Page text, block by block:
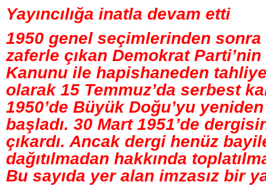
Yayıncılığa inatla devam etti
1950 genel seçimlerinden
zaferle çıkan Demokrat Parti’nin
Kanunu ile hapishaneden
olarak 15 Temmuz’da serbest
1950’de Büyük Doğu’yu
başladı. 30 Mart 1951’de
çıkardı. Ancak dergi henüz
dağıtılmadan hakkında
Bu sayıda yer alan imzasız bir